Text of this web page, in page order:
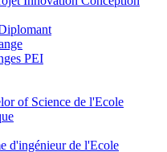
PEI
of Science de l'Ecole
d'ingénieur de l'Ecole